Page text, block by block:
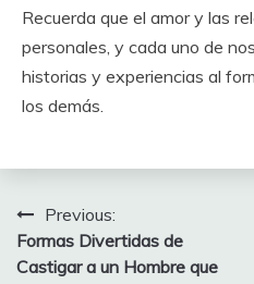
Recuerda que el amor y las
personales, y cada uno de
historias y experiencias al
los demás.
Post
navigation
Previous:
Formas Divertidas de
Castigar a un Hombre que